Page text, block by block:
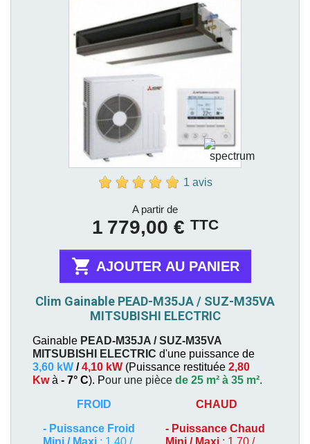
1 avis
A partir de
1 779,00 € TTC
 AJOUTER AU PANIER
Clim Gainable PEAD-M35JA / SUZ-M35VA
MITSUBISHI ELECTRIC
Gainable PEAD-M35JA / SUZ-M35VA
MITSUBISHI ELECTRIC d'une puissance de
3,60 kW /4,10 kW (Puissance restituée 2,80
Kwà - 7° C). Pour une pièce de 25 m² à 35 m².
FROID
- Puissance Froid
Mini / Maxi : 1,40 /
CHAUD
- Puissance Chaud
Mini / Maxi : 1,70 /